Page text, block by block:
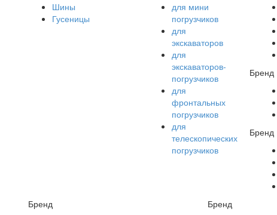
Шины
Гусеницы
для мини
погрузчиков
для
экскаваторов
для
экскаваторов-
погрузчиков
для
фронтальных
погрузчиков
для
телескопических
погрузчиков
Бренд
Бренд
Бренд
Бренд